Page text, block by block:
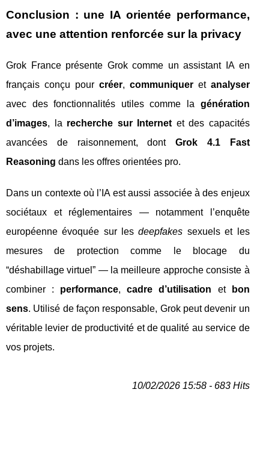
Conclusion : une IA orientée performance,
avec une attention renforcée sur la privacy
Grok France présente Grok comme un assistant IA en
français conçu pour créer, communiqueret analyser
avec des fonctionnalités utiles comme la génération
d’images, la recherche sur Internet et des capacités
avancées de raisonnement, dontGrok 4.1 Fast
Reasoning dans les offres orientées pro.
Dans un contexte où l’IA est aussi associée à des enjeux
sociétaux et réglementaires — notamment l’enquête
européenne évoquée sur lesdeepfakes sexuels et les
mesures de protection comme le blocage du
“déshabillage virtuel” — la meilleure approche consiste à
combiner : performance,cadre d’utilisation et
bon
sens. Utilisé de façon responsable, Grok peut devenir un
véritable levier de productivité et de qualité au service de
vos projets.
10/02/2026 15:58 - 683 Hits